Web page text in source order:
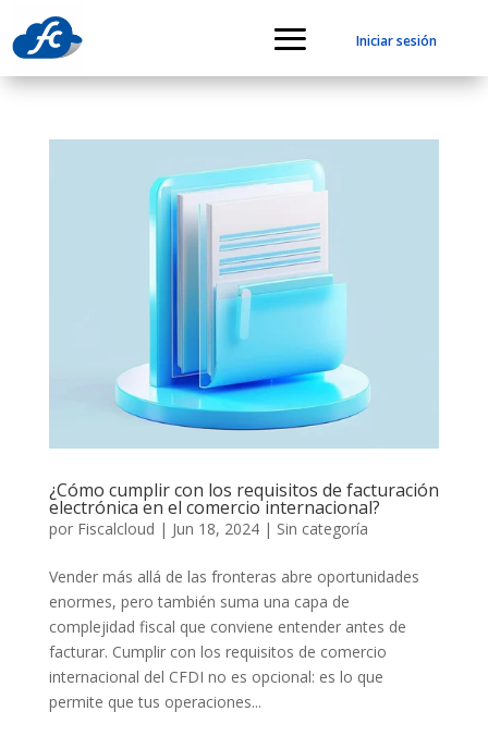
Iniciar sesión
¿Cómo cumplir con los requisitos de facturación
electrónica en el comercio internacional?
por Fiscalcloud | Jun 18, 2024| Sin categoría
Vender más allá de las fronteras abre oportunidades
enormes, pero también suma una capa de
complejidad fiscal que conviene entender antes de
facturar. Cumplir con los requisitos de comercio
internacional del CFDI no es opcional: es lo que
permite que tus operaciones...